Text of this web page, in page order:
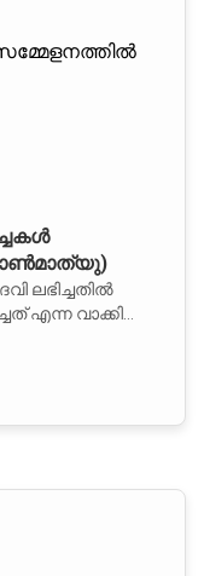
ലഭിച്ചതില്‍
എന്ന വാക്കിന്‌